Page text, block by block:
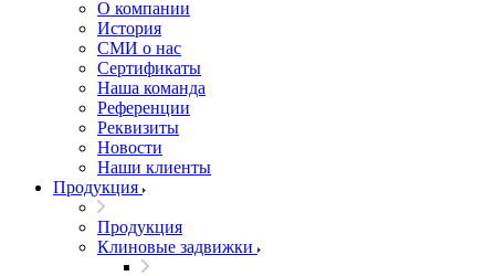
О компании
История
СМИ о нас
Cертификаты
Наша команда
Референции
Реквизиты
Новости
Наши клиенты
Продукция
Продукция
Клиновые задвижки